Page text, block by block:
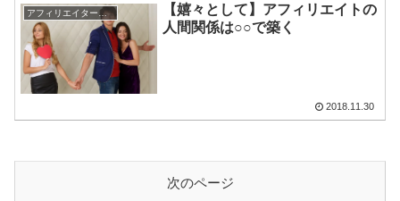
アフィリエイターとのコミュニケーション
【嬉々として】アフィリエイトの
人間関係は○○で築く
2018.11.30
次のページ